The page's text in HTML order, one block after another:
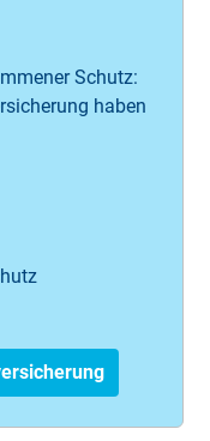
Schutz:
haben